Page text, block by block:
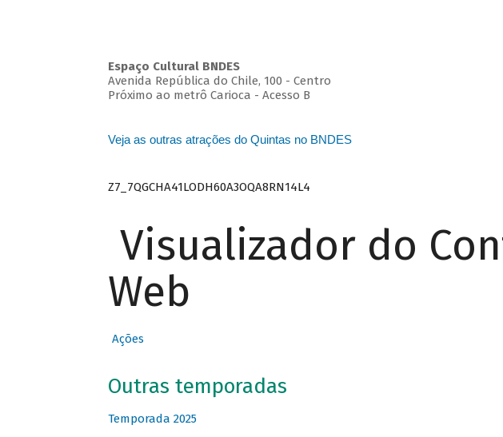
Espaço Cultural BNDES
Avenida República do Chile, 100 - Centro
Próximo ao metrô Carioca - Acesso B
Veja as outras atrações do Quintas no BNDES
Z7_7QGCHA41LODH60A3OQA8RN14L4
Visualizador do
Web
Ações
Outras temporadas
Temporada 2025